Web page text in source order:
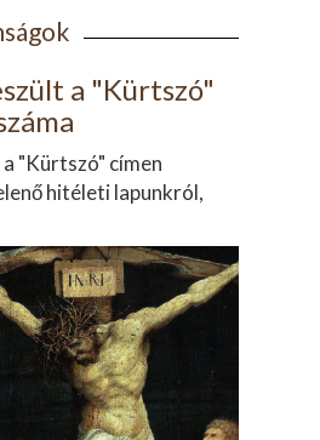
a "Kürtszó"
"Kürtszó" címen
hitéleti lapunkról,